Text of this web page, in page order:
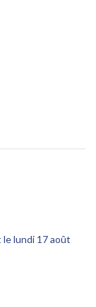
lundi 17 août